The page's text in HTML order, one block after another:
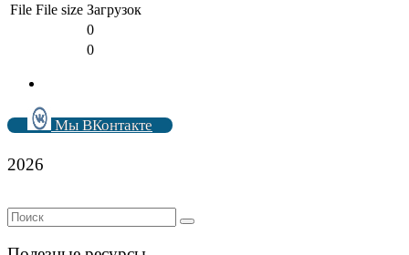
File File size Загрузок
0
0
Мы ВКонтакте
2026